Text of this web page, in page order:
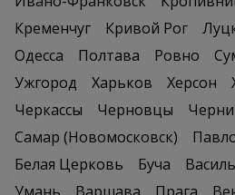
Кременчуг
Кривой Рог
Одесса
Полтава Ровно
Ужгород
Харьков Херсон
Черкассы
Черновцы
Самар (Новомосковск)
Белая Церковь
Буча